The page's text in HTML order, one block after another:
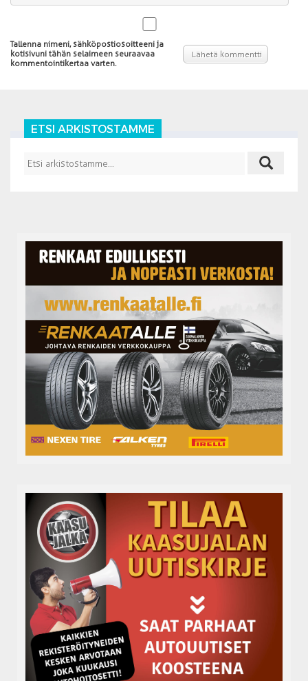
Tallenna nimeni, sähköpostiosoitteeni ja
kotisivuni tähän selaimeen seuraavaa
kommentointikertaa varten.
ETSI ARKISTOSTAMME